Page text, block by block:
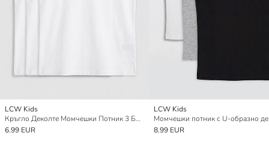
LCW Kids
Кръгло Деколте Момчешки Потник 3 Броя
6.99 EUR
LCW Kids
8.99 EUR